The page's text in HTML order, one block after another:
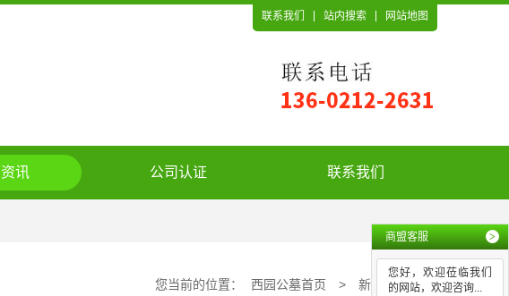
联系我们 站内搜索 网站地图
讯 公司认证 联系我们
您当前的位置： 西园公墓首页 > 新闻资讯
商盟客服 >
您好，欢迎莅临我们
的网站，欢迎咨询...